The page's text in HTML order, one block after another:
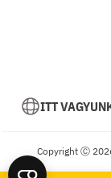
ITT
Copyright Ⓒ